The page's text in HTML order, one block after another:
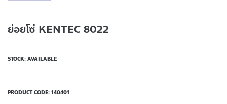
ย่อยโซ่ KENTEC 8022
STOCK: AVAILABLE
PRODUCT CODE: 140401